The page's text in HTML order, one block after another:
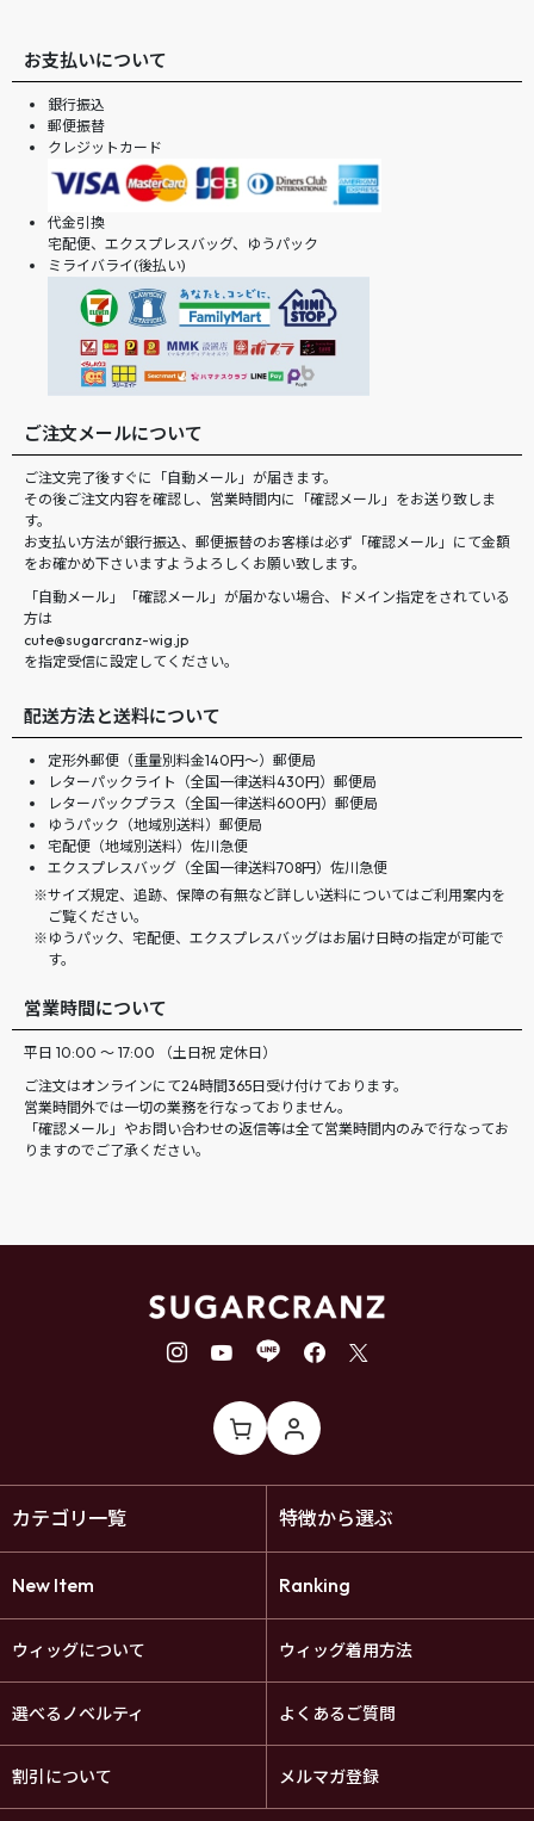
お支払いについて
銀行振込
郵便振替
クレジットカード
代金引換
宅配便、エクスプレスバッグ、ゆうパック
ミライバライ(後払い)
ご注文メールについて
ご注文完了後すぐに「自動メール」が届きます。
その後ご注文内容を確認し、営業時間内に「確認メール」をお送り致しま
す。
お支払い方法が銀行振込、郵便振替のお客様は必ず「確認メール」にて金額
をお確かめ下さいますようよろしくお願い致します。
「自動メール」「確認メール」が届かない場合、ドメイン指定をされている
方は
cute@sugarcranz-wig.jp
を指定受信に設定してください。
配送方法と送料について
定形外郵便（重量別料金140円〜）郵便局
レターパックライト（全国一律送料430円）郵便局
レターパックプラス（全国一律送料600円）郵便局
ゆうパック（地域別送料）郵便局
宅配便（地域別送料）佐川急便
エクスプレスバッグ（全国一律送料708円）佐川急便
サイズ規定、追跡、保障の有無など詳しい送料についてはご利用案内を
ご覧ください。
ゆうパック、宅配便、エクスプレスバッグはお届け日時の指定が可能で
す。
営業時間について
平日 10:00 ～ 17:00 （土日祝 定休日）
ご注文はオンラインにて24時間365日受け付けております。
営業時間外では一切の業務を行なっておりません。
「確認メール」やお問い合わせの返信等は全て営業時間内のみで行なってお
りますのでご了承ください。
カテゴリ一覧 特徴から選ぶ
New Item Ranking
ウィッグについて ウィッグ着用方法
選べるノベルティ よくあるご質問
割引について メルマガ登録